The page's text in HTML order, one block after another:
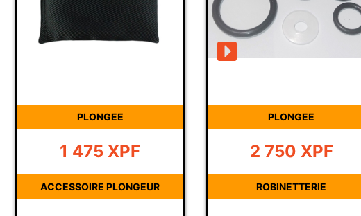
PLONGEE
1 475 XPF
ACCESSOIRE PLONGEUR
PLONGEE
2 750 XPF
ROBINETTERIE